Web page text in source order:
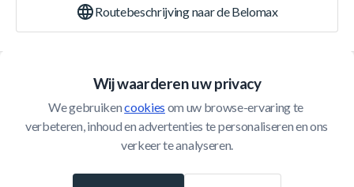
Wij waarderen uw privacy
We gebruiken cookies om uw browse-ervaring te
verbeteren, inhoud en advertenties te personaliseren en ons
verkeer te analyseren.
Klantenservice
Routebeschrijving naar de Belomax